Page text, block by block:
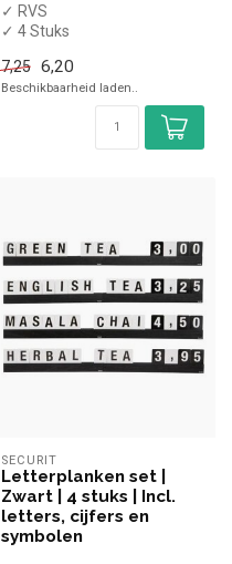
✓ RVS
✓ 4 Stuks
vaatwasmachine
7,25 6,20
Beschikbaarheid laden..
SECURIT
Letterplanken set |
Zwart | 4 stuks | Incl.
letters, cijfers en
symbolen